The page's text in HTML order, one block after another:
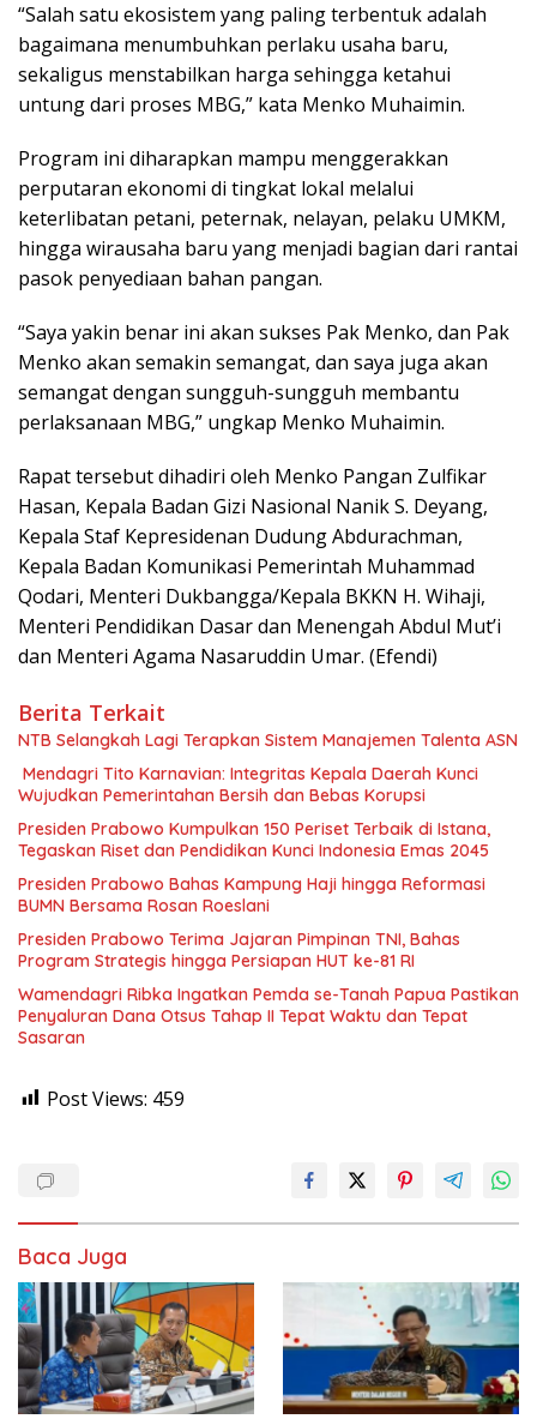
“Salah satu ekosistem yang paling terbentuk adalah
bagaimana menumbuhkan perlaku usaha baru,
sekaligus menstabilkan harga sehingga ketahui
untung dari proses MBG,” kata Menko Muhaimin.
Program ini diharapkan mampu menggerakkan
perputaran ekonomi di tingkat lokal melalui
keterlibatan petani, peternak, nelayan, pelaku UMKM,
hingga wirausaha baru yang menjadi bagian dari rantai
pasok penyediaan bahan pangan.
“Saya yakin benar ini akan sukses Pak Menko, dan Pak
Menko akan semakin semangat, dan saya juga akan
semangat dengan sungguh-sungguh membantu
perlaksanaan MBG,” ungkap Menko Muhaimin.
Rapat tersebut dihadiri oleh Menko Pangan Zulfikar
Hasan, Kepala Badan Gizi Nasional Nanik S. Deyang,
Kepala Staf Kepresidenan Dudung Abdurachman,
Kepala Badan Komunikasi Pemerintah Muhammad
Qodari, Menteri Dukbangga/Kepala BKKN H. Wihaji,
Menteri Pendidikan Dasar dan Menengah Abdul Mut’i
dan Menteri Agama Nasaruddin Umar. (Efendi)
Berita Terkait
NTB Selangkah Lagi Terapkan Sistem Manajemen Talenta ASN
Mendagri Tito Karnavian: Integritas Kepala Daerah Kunci
Wujudkan Pemerintahan Bersih dan Bebas Korupsi
Presiden Prabowo Kumpulkan 150 Periset Terbaik di Istana,
Tegaskan Riset dan Pendidikan Kunci Indonesia Emas 2045
Presiden Prabowo Bahas Kampung Haji hingga Reformasi
BUMN Bersama Rosan Roeslani
Presiden Prabowo Terima Jajaran Pimpinan TNI, Bahas
Program Strategis hingga Persiapan HUT ke-81 RI
Wamendagri Ribka Ingatkan Pemda se-Tanah Papua Pastikan
Penyaluran Dana Otsus Tahap II Tepat Waktu dan Tepat
Sasaran
Post Views: 459
Baca Juga